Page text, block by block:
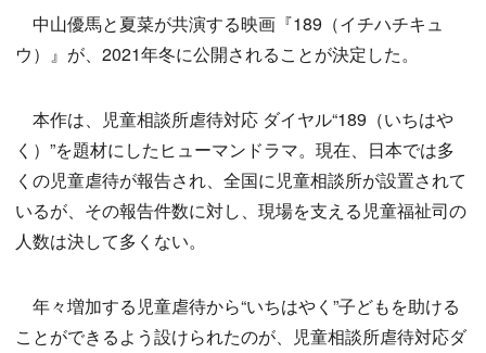
中山優馬と夏菜が共演する映画『189（イチハチキュ
ウ）』が、2021年冬に公開されることが決定した。
本作は、児童相談所虐待対応 ダイヤル“189（いちはや
く）”を題材にしたヒューマンドラマ。現在、日本では多
くの児童虐待が報告され、全国に児童相談所が設置されて
いるが、その報告件数に対し、現場を支える児童福祉司の
人数は決して多くない。
年々増加する児童虐待から“いちはやく”子どもを助ける
ことができるよう設けられたのが、児童相談所虐待対応ダ